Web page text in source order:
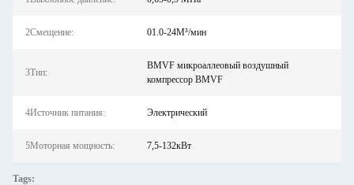
2Смещение: 01.0-24M³/мин
3Тип:
BMVF микроаллеовый воздушный
компрессор BMVF
4Источник питания: Электрический
5Моторная мощность: 7,5-132кВт
Tags: